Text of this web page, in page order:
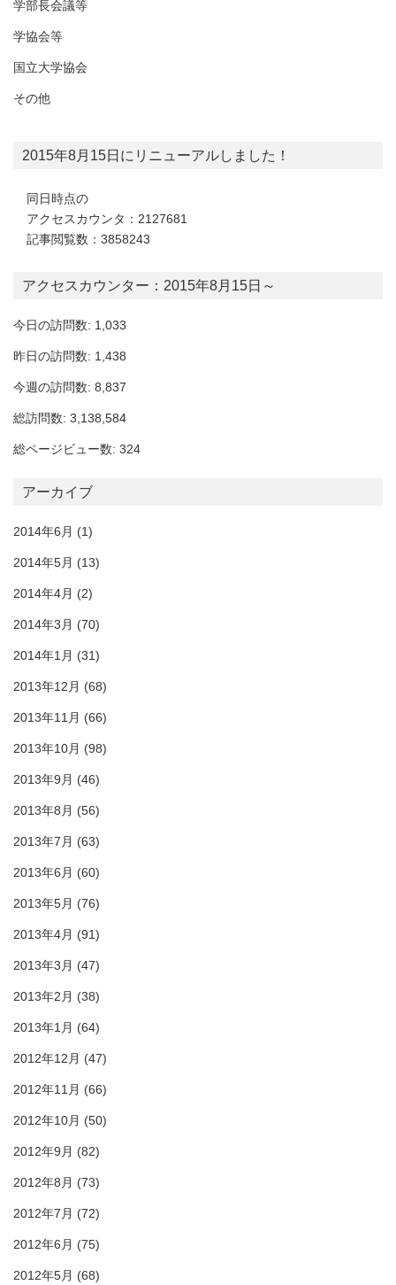
学部長会議等
学協会等
国立大学協会
その他
2015年8月15日にリニューアルしました！
同日時点の
アクセスカウンタ：2127681
記事閲覧数：3858243
アクセスカウンター：2015年8月15日～
今日の訪問数: 1,033
昨日の訪問数: 1,438
今週の訪問数: 8,837
総訪問数: 3,138,584
総ページビュー数: 324
アーカイブ
2014年6月 (1)
2014年5月 (13)
2014年4月 (2)
2014年3月 (70)
2014年1月 (31)
2013年12月 (68)
2013年11月 (66)
2013年10月 (98)
2013年9月 (46)
2013年8月 (56)
2013年7月 (63)
2013年6月 (60)
2013年5月 (76)
2013年4月 (91)
2013年3月 (47)
2013年2月 (38)
2013年1月 (64)
2012年12月 (47)
2012年11月 (66)
2012年10月 (50)
2012年9月 (82)
2012年8月 (73)
2012年7月 (72)
2012年6月 (75)
2012年5月 (68)